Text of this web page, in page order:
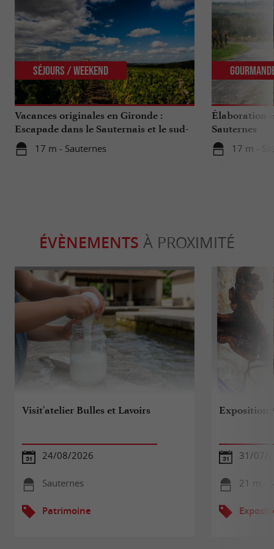
Vacances originales en Gironde :
Escapade dans le Sauternais et le sud-
Gironde
17 m - Sauternes
Séjours / Weekend
Élaboration
Sauternes
17 m -
ÉVÈNEMENTS À PROXIMITÉ
Visit'atelier Bulles et Lavoirs
24/08/2026
Sauternes
Patrimoine
Exposition
31/07/
21 m -